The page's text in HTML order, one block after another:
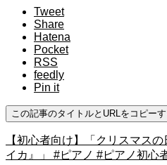
Tweet
Share
Hatena
Pocket
RSS
feedly
Pin it
この記事のタイトルとURLをコピー
【初心者向け】「クリスマス
イカ』」 #ピアノ #ピアノ初心